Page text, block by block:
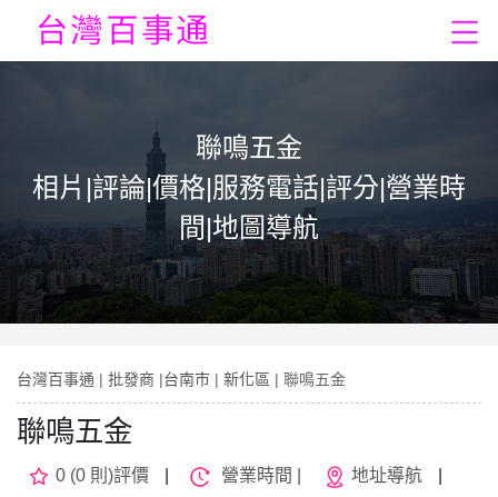
聯鳴五金
相片|評論|價格|服務電話|評分|營業時
間|地圖導航
台灣百事通 | 批發商 |台南市 | 新化區 | 聯鳴五金
聯鳴五金
0 (0 則)評價 營業時間 | 地址導航